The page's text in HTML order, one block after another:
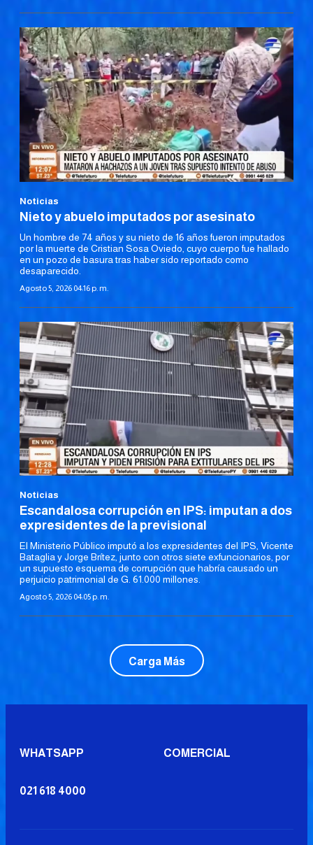
Noticias
Nieto y abuelo imputados por asesinato
Un hombre de 74 años y su nieto de 16 años fueron imputados
por la muerte de Cristian Sosa Oviedo, cuyo cuerpo fue hallado
en un pozo de basura tras haber sido reportado como
desaparecido.
Agosto 5, 2026 04:16 p. m.
Noticias
Escandalosa corrupción en IPS: imputan a dos
expresidentes de la previsional
El Ministerio Público imputó a los expresidentes del IPS, Vicente
Bataglia y Jorge Brítez, junto con otros siete exfuncionarios, por
un supuesto esquema de corrupción que habría causado un
perjuicio patrimonial de G. 61.000 millones.
Agosto 5, 2026 04:05 p. m.
Carga Más
WHATSAPP COMERCIAL
021 618 4000